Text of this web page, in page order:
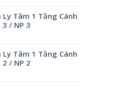
Ly Tâm 1 Tầng Cánh
3 / NP 3
Ly Tâm 1 Tầng Cánh
2 / NP 2